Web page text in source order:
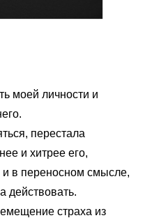
моей личности и
перестала
и хитрее его,
и в переносном смысле,
действовать.
страха из